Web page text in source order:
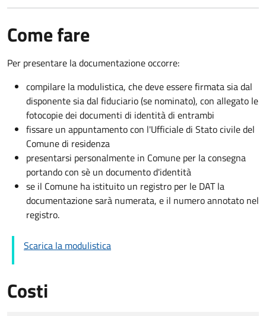
Come fare
Per presentare la documentazione occorre:
compilare la modulistica, che deve essere firmata sia dal
disponente sia dal fiduciario (se nominato), con allegato le
fotocopie dei documenti di identità di entrambi
fissare un appuntamento con l'Ufficiale di Stato civile del
Comune di residenza
presentarsi personalmente in Comune per la consegna
portando con sè un documento d'identità
se il Comune ha istituito un registro per le DAT la
documentazione sarà numerata, e il numero annotato nel
registro.
Scarica la modulistica
Costi